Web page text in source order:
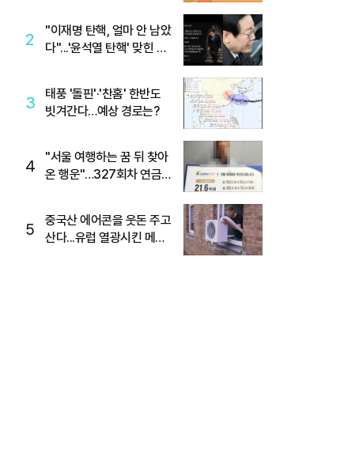
2
"이재명 탄핵, 얼마 안 남았
다"...'윤석열 탄핵' 맞힌 무
3
태풍 '돌핀'·'찬홈' 한반도
빗겨간다…예상 경로는?
4
"서울 여행하는 꿈 뒤 찾아
온 행운"…327회차 연금
5
중국산 에어콘을 웃돈 주고
산다...유럽 열광시킨 메이